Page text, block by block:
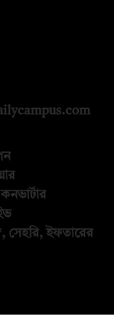
সেহরি, ইফতারের